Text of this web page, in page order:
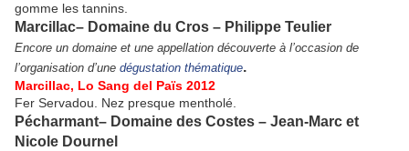
gomme les tannins.
Marcillac– Domaine du Cros – Philippe Teulier
Encore un domaine et une appellation découverte à l’occasion de
l’organisation d’une dégustation thématique.
Marcillac, Lo Sang del Païs 2012
Fer Servadou. Nez presque mentholé.
Pécharmant– Domaine des Costes – Jean-Marc et
Nicole Dournel